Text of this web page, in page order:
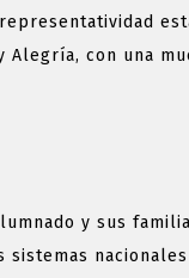
centime ?
Alegría, con una
y sus